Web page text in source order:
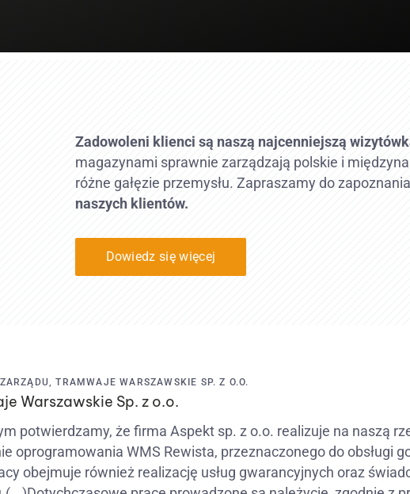
Zadowoleni klienci są naszą najcenniejszą
magazynami sprawnie zarządzają polskie i
różne gałęzie przemysłu. Zapraszamy do
naszych klientów.
Dowiedz się więcej
TRAMWAJE WARSZAWSKIE SP. Z O.O.
Warszawskie Sp. z o.o.
potwierdzamy, że firma Aspekt sp. z o.o. realizuje na naszą
oprogramowania WMS Rewista, przeznaczonego do obsługi
obejmuje również realizację usług gwarancyjnych oraz